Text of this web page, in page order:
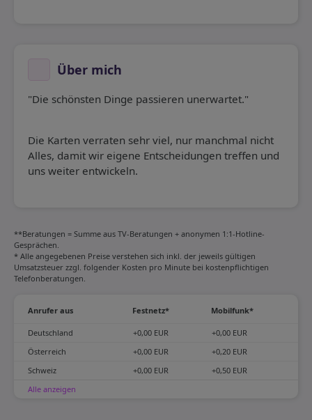
Über mich
"Die schönsten Dinge passieren unerwartet."
Die Karten verraten sehr viel, nur manchmal nicht
Alles, damit wir eigene Entscheidungen treffen und
uns weiter entwickeln.
**Beratungen = Summe aus TV-Beratungen + anonymen 1:1-Hotline-
Gesprächen.
* Alle angegebenen Preise verstehen sich inkl. der jeweils gültigen
Umsatzsteuer zzgl. folgender Kosten pro Minute bei kostenpflichtigen
Telefonberatungen.
Anrufer aus Festnetz* Mobilfunk*
Deutschland +0,00 EUR
+0,00 EUR
Österreich
+0,00 EUR
+0,20 EUR
Schweiz
+0,00 EUR
+0,50 EUR
Alle anzeigen